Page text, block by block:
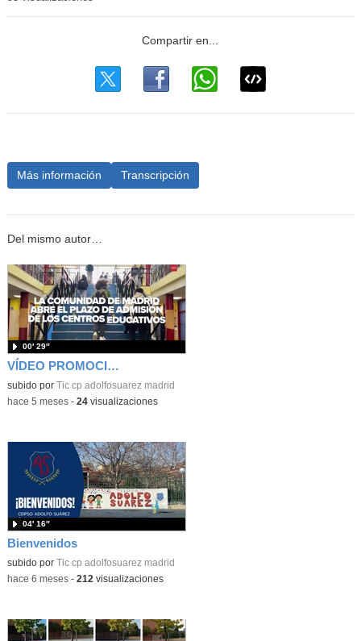
Más información Transcripción
Del mismo autor…
VÍDEO PROMOCIONAL ADMISIÓN 26-27
subido por Tic cp adolfosuarez madrid
00′ 29″
-hace 5 meses- 24visualizaciones
Bienvenidos
subido por Tic cp adolfosuarez madrid
04′ 16″
-hace 6 meses- 212 visualizaciones